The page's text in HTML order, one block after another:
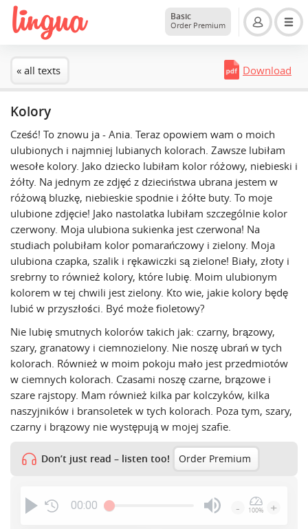
Basic
Order Premium
« all texts Download
Kolory
Cześć! To znowu ja - Ania. Teraz opowiem wam o moich
ulubionych i najmniej lubianych kolorach. Zawsze lubiłam
wesołe kolory. Jako dziecko lubiłam kolor różowy, niebieski i
żółty. Na jednym ze zdjęć z dzieciństwa ubrana jestem w
różową bluzkę, niebieskie spodnie i żółte buty. To moje
ulubione zdjęcie! Jako nastolatka lubiłam szczególnie kolor
czerwony. Moja ulubiona sukienka jest czerwona! Na
studiach polubiłam kolor pomarańczowy i zielony. Moja
ulubiona czapka, szalik i rękawiczki są zielone! Biały, złoty i
srebrny to również kolory, które lubię. Moim ulubionym
kolorem w tej chwili jest zielony. Kto wie, jakie kolory będę
lubić w przyszłości. Być może fioletowy?
Nie lubię smutnych kolorów takich jak: czarny, brązowy,
szary, granatowy i ciemnozielony. Nie noszę ubrań w tych
kolorach. Również w moim pokoju mało jest przedmiotów
w ciemnych kolorach. Czasami noszę czarne, brązowe i
szare rajstopy. Mam również kilka par kolczyków, kilka
naszyjników i bransoletek w tych kolorach. Poza tym, szary,
czarny i brązowy nie występują w mojej szafie.
Don’t just read – listen too! Order Premium
00:00 - 100% +